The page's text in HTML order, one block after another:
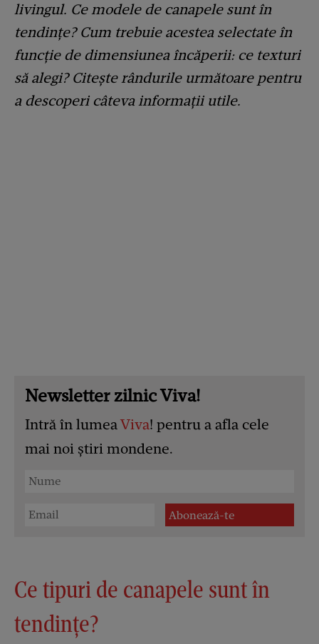
livingul. Ce modele de canapele sunt în
tendinţe? Cum trebuie acestea selectate în
funcţie de dimensiunea încăperii: ce texturi
să alegi? Citește rândurile următoare pentru
a descoperi câteva informații utile.
Newsletter zilnic Viva!
Intră în lumeaViva! pentru a afla cele
mai noi știri mondene.
Ce tipuri de canapele sunt în
tendinţe?